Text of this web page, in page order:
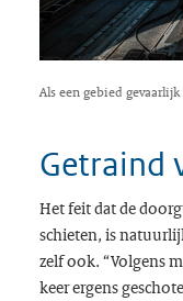
Als een gebied
Getraind
Het feit dat de
schieten, is
zelf ook. “Volgens
keer ergens